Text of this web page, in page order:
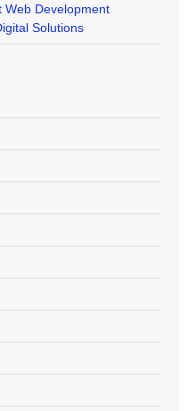
Web Development
Solutions